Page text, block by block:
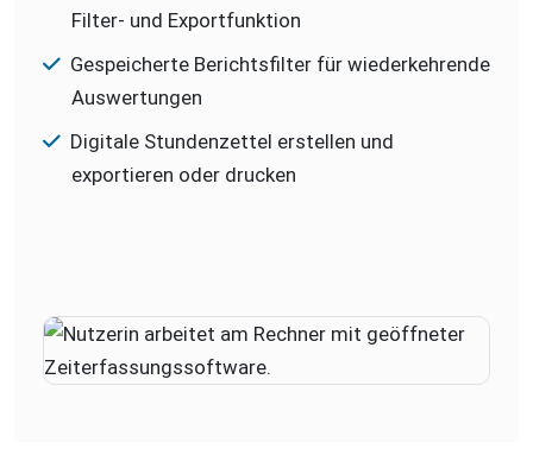
Filter- und Exportfunktion
Gespeicherte Berichtsfilter für wiederkehrende
Auswertungen
Digitale Stundenzettel erstellen und
exportieren oder drucken